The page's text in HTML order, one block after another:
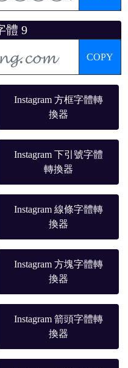
體 9
COPY
Instagram 方框字體轉
換器
Instagram 下引號字體
轉換器
Instagram 線條字體轉
換器
Instagram 方塊字體轉
換器
Instagram 箭頭字體轉
換器